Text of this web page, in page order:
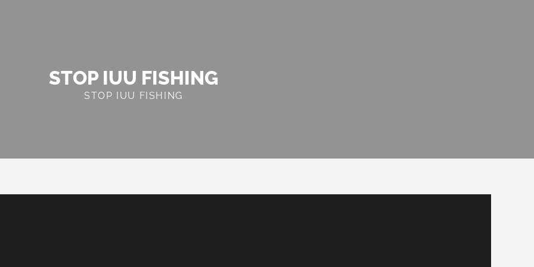
STOP IUU FISHING
STOP IUU FISHING